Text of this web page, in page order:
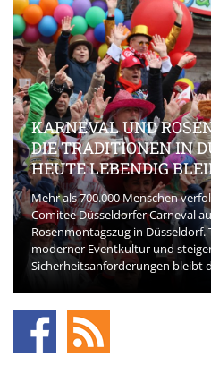
KARNEVAL UND
DIE TRADITIONEN IN
HEUTE LEBENDIG
Mehr als 700.000 Menschen
Comitee Düsseldorfer Carneval
Rosenmontagszug in
moderner Eventkultur und
Sicherheitsanforderungen bleibt